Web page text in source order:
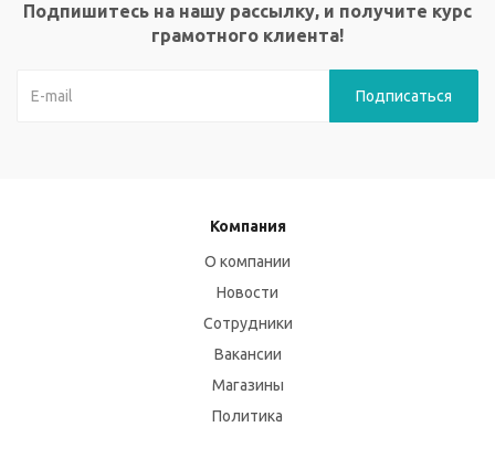
Подпишитесь на нашу рассылку, и получите курс
грамотного клиента!
Компания
О компании
Новости
Сотрудники
Вакансии
Магазины
Политика